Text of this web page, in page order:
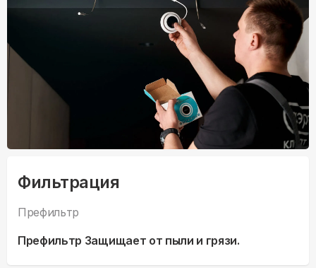
Фильтрация
Префильтр
Префильтр Защищает от пыли и грязи.